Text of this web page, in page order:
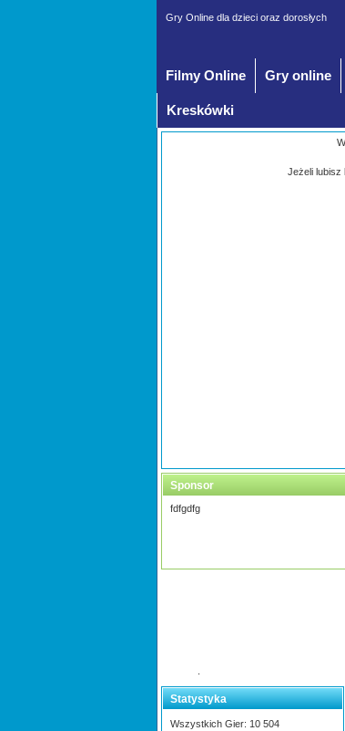
Gry Online dla dzieci oraz dorosłych
Filmy Online Gry online
Kreskówki
Jeżeli lubisz
Sponsor
fdfgdfg
Statystyka
Wszystkich Gier: 10 504